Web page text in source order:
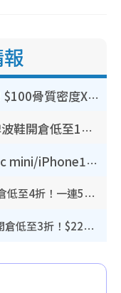
港大推賽馬會強化骨骼計劃！$100骨質密度X光檢查 完成免費運動訓練送超市禮券！附參加資格
開倉優惠 | 尖沙咀海港城名牌波鞋開倉低至1折！On鞋$899起／Joy&Peace鞋履$98起
豐澤優惠勁減低至44折！Mac mini/iPhone17Pro大減價！廚房家電$220起
開倉優惠｜尖沙咀名牌行李箱開倉低至4折！一連5日 American Tourister/ace./Hallmark $200起！
廚具開倉｜特福Tefal廚具/家電開倉低至3折！$220起買平底鍋/炒鑊/湯煲！電飯煲/吸塵機/燙斗$418起